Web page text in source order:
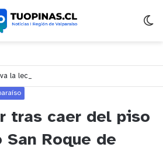
tras caer del piso
San Roque de